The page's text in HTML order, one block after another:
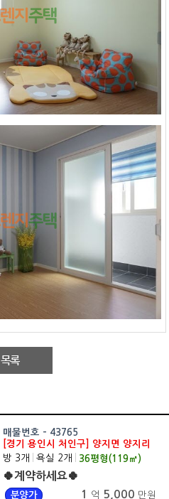
목록
매물번호 - 43765
[경기 용인시 처인구] 양지면 양지리
방 3개
욕실 2개 36평형(119㎡)
🍀계약하세요🍀
분양가 1 억 5,000 만원